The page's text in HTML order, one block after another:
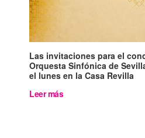
Las invitaciones para el
Orquesta Sinfónica de
el lunes en la Casa Revilla
Leer más